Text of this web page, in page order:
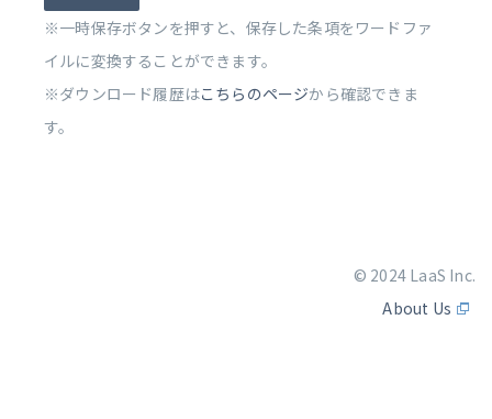
※一時保存ボタンを押すと、保存した条項をワードファ
イルに変換することができます。
※ダウンロード履歴はこちらのページから確認できま
す。
© 2024 LaaS Inc.
About Us